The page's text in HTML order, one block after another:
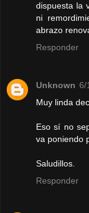
dispuesta la
ni
abrazo
Responder
Unknown 6/
Muy linda
Eso sí no
va poniendo
Saludillos.
Responder